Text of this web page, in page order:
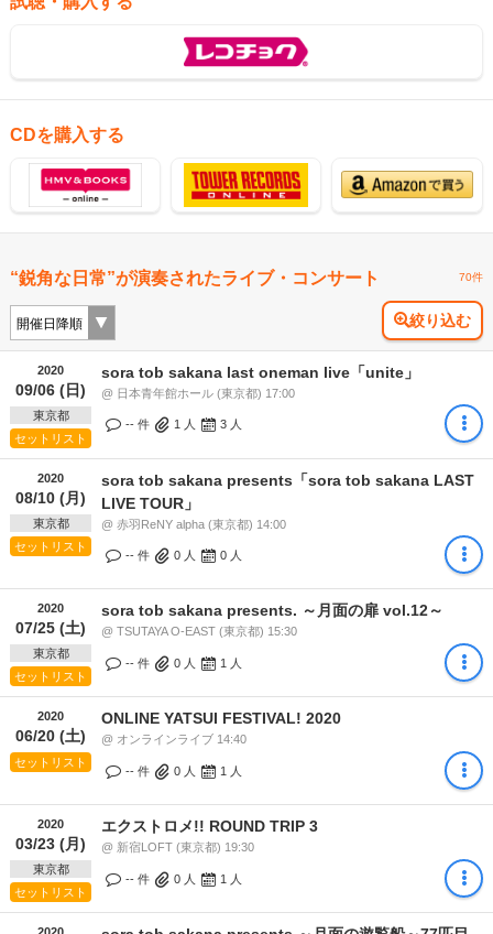
CDを購入する
“鋭角な日常”が演奏されたライブ・コンサート 70件
絞り込む
2020
09/06 (日)
東京都
セットリスト
sora tob sakana last oneman live「unite」
@ 日本青年館ホール (東京都) 17:00
-- 件 1 人 3 人
2020
08/10 (月)
東京都
セットリスト
sora tob sakana presents「sora tob sakana LAST
LIVE TOUR」
@ 赤羽ReNY alpha (東京都) 14:00
-- 件 0 人 0 人
2020
07/25 (土)
東京都
セットリスト
sora tob sakana presents. ～月面の扉 vol.12～
@ TSUTAYA O-EAST (東京都) 15:30
-- 件 0 人 1 人
2020
06/20 (土)
セットリスト
ONLINE YATSUI FESTIVAL! 2020
@ オンラインライブ 14:40
-- 件 0 人 1 人
2020
03/23 (月)
東京都
セットリスト
エクストロメ!! ROUND TRIP 3
@ 新宿LOFT (東京都) 19:30
-- 件 0 人 1 人